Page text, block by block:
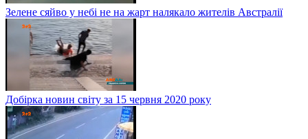
Зелене сяйво у небі не на жарт налякало жителів Австралії
Добірка новин світу за 15 червня 2020 року